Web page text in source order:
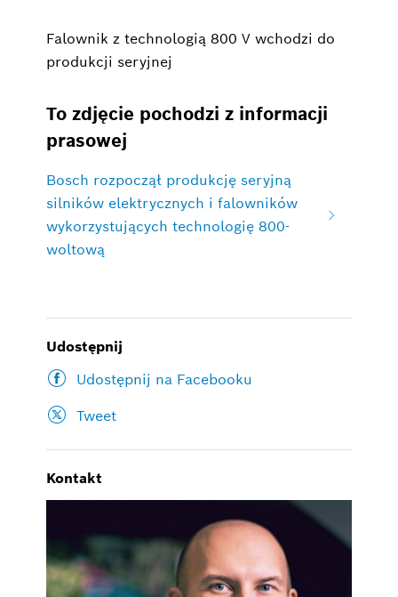
Falownik z technologią 800 V wchodzi do
produkcji seryjnej
To zdjęcie pochodzi z informacji
prasowej
Bosch rozpoczął produkcję seryjną
silników elektrycznych i falowników
wykorzystujących technologię 800-
woltową
Udostępnij
Udostępnij na Facebooku
Tweet
Kontakt